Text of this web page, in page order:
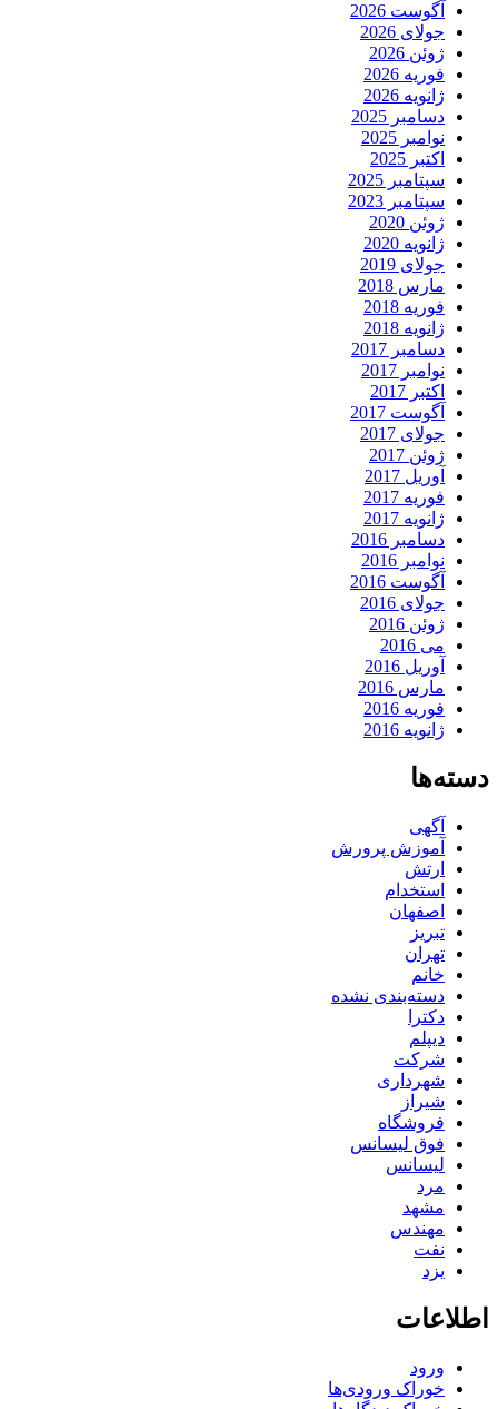
آگوست 2026
جولای 2026
ژوئن 2026
فوریه 2026
ژانویه 2026
دسامبر 2025
نوامبر 2025
اکتبر 2025
سپتامبر 2025
سپتامبر 2023
ژوئن 2020
ژانویه 2020
جولای 2019
مارس 2018
فوریه 2018
ژانویه 2018
دسامبر 2017
نوامبر 2017
اکتبر 2017
آگوست 2017
جولای 2017
ژوئن 2017
آوریل 2017
فوریه 2017
ژانویه 2017
دسامبر 2016
نوامبر 2016
آگوست 2016
جولای 2016
ژوئن 2016
می 2016
آوریل 2016
مارس 2016
فوریه 2016
ژانویه 2016
دسته‌ها
آگهی
آموزش پرورش
ارتش
استخدام
اصفهان
تبریز
تهران
خانم
دسته‌بندی نشده
دکترا
دیپلم
شرکت
شهرداری
شیراز
فروشگاه
فوق لیسانس
لیسانس
مرد
مشهد
مهندس
نفت
یزد
اطلاعات
ورود
خوراک ورودی‌ها